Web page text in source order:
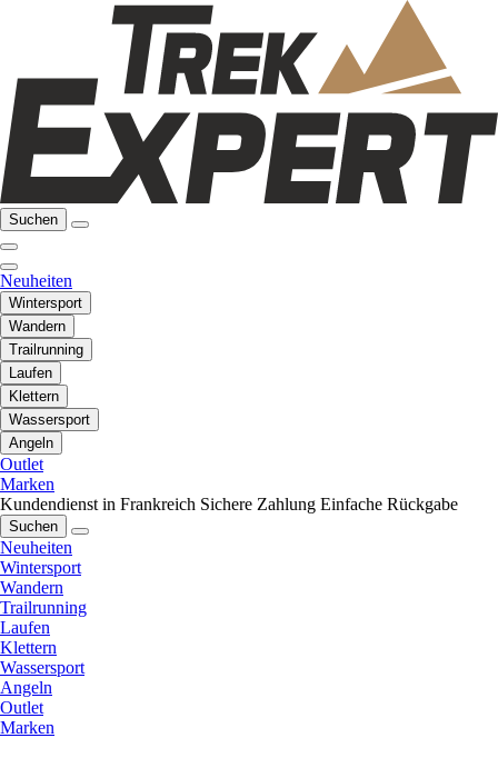
Suchen
Neuheiten
Wintersport
Wandern
Trailrunning
Laufen
Klettern
Wassersport
Angeln
Outlet
Marken
Kundendienst in Frankreich Sichere Zahlung Einfache Rückgabe
Suchen
Neuheiten
Wintersport
Wandern
Trailrunning
Laufen
Klettern
Wassersport
Angeln
Outlet
Marken